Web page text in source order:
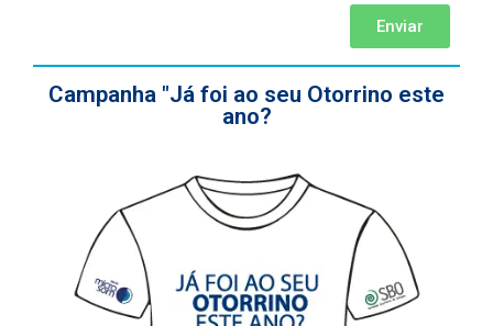
Enviar
Campanha "Já foi ao seu Otorrino este
ano?